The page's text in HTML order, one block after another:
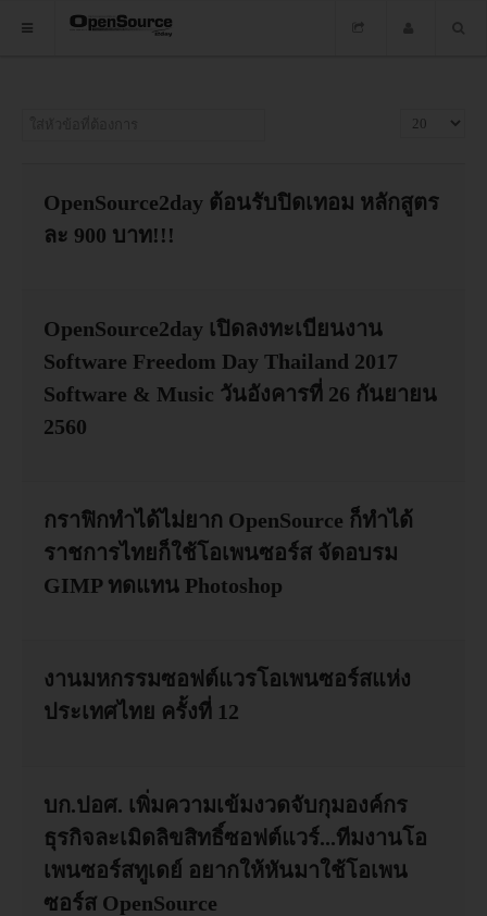
อบรม
HOME
ซอฟต์แวร์
DOWNLOAD
แสดง #
OpenSource2day ต้อนรับปิดเทอม หลักสูตร
ละ 900 บาท!!!
OpenSource2day เปิดลงทะเบียนงาน
Software Freedom Day Thailand 2017
Software & Music วันอังคารที่ 26 กันยายน
2560
กราฟิกทำได้ไม่ยาก OpenSource ก็ทำได้
ราชการไทยก็ใช้โอเพนซอร์ส จัดอบรม
GIMP ทดแทน Photoshop
งานมหกรรมซอฟต์แวรโอเพนซอร์สแห่ง
ประเทศไทย ครั้งที่ 12
บก.ปอศ. เพิ่มความเข้มงวดจับกุมองค์กร
ธุรกิจละเมิดลิขสิทธิ์ซอฟต์แวร์...ทีมงานโอ
เพนซอร์สทูเดย์ อยากให้หันมาใช้โอเพน
ซอร์ส OpenSource